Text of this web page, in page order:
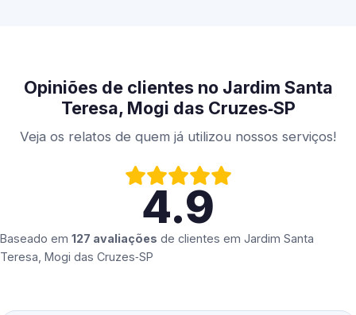
Opiniões de clientes no Jardim Santa
Teresa, Mogi das Cruzes‑SP
Veja os relatos de quem já utilizou nossos serviços!
4.9
Baseado em 127 avaliações de clientes em Jardim Santa
Teresa, Mogi das Cruzes‑SP